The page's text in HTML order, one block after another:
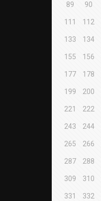
89 90
111 112
133 134
155 156
177 178
199 200
221 222
243 244
265 266
287 288
309 310
331 332